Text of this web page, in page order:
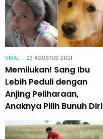
VIRAL | 23 AGUSTUS 2021
Memilukan! Sang Ibu
Lebih Peduli dengan
Anjing Peliharaan,
Anaknya Pilih Bunuh Diri